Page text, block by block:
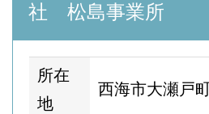
社 松島事業所
所在
地
西海市大瀬戸